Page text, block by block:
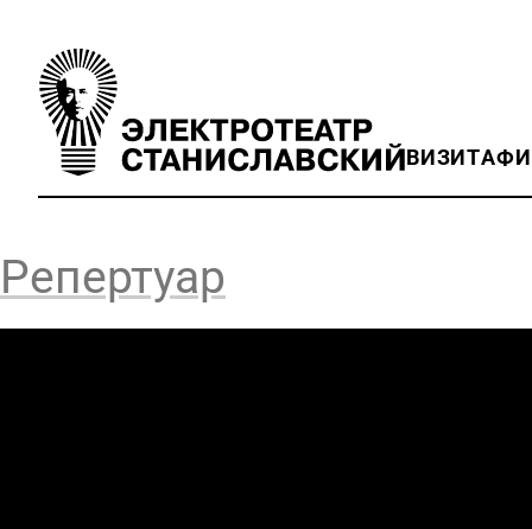
ВИЗИТ
Репертуар